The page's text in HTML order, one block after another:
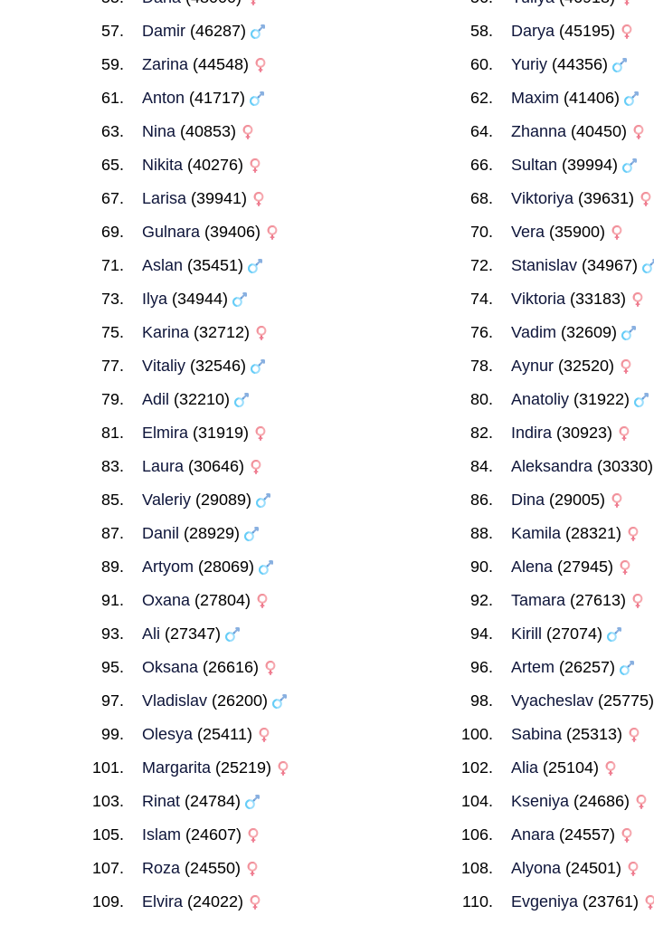
Damir (46287) Darya(45195)
Zarina (44548) Yuriy(44356)
Anton (41717) Maxim (41406)
Nina (40853) Zhanna(40450)
Nikita (40276) Sultan (39994)
Larisa (39941) Viktoriya(39631)
Gulnara (39406) Vera(35900)
Aslan (35451) Stanislav(34967)
Ilya (34944) Viktoria(33183)
Karina (32712) Vadim (32609)
Vitaliy (32546) Aynur(32520)
Adil (32210) Anatoliy(31922)
Elmira (31919) Indira(30923)
Laura (30646) Aleksandra(30330)
Valeriy (29089) Dina(29005)
Danil (28929) Kamila(28321)
Artyom (28069) Alena(27945)
Oxana (27804) Tamara(27613)
Ali (27347) Kirill
(27074)
Oksana (26616) Artem (26257)
Vladislav (26200) Vyacheslav(25775)
Olesya (25411) Sabina(25313)
Margarita (25219) Alia(25104)
Rinat (24784) Kseniya(24686)
Islam (24607) Anara(24557)
Roza (24550) Alyona(24501)
Elvira (24022) Evgeniya(23761)